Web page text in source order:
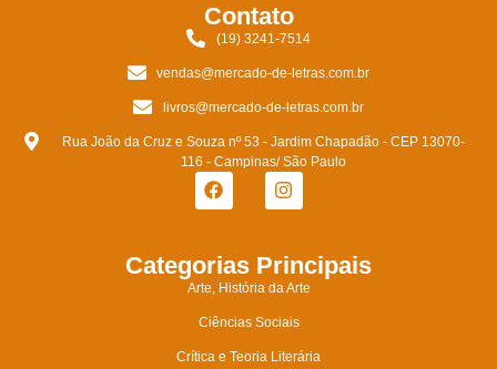
Contato
(19) 3241-7514
vendas@mercado-de-letras.com.br
livros@mercado-de-letras.com.br
Rua João da Cruz e Souza nº 53 - Jardim Chapadão - CEP 13070-
116 - Campinas/ São Paulo
Categorias Principais
Arte, História da Arte
Ciências Sociais
Crítica e Teoria Literária